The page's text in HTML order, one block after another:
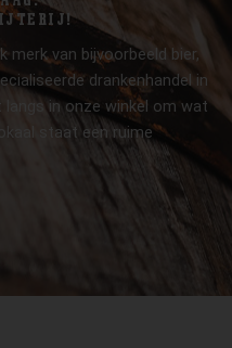
merk van bijvoorbeeld bier,
drankenhandel in
langs in onze winkel om wat
staat een ruime